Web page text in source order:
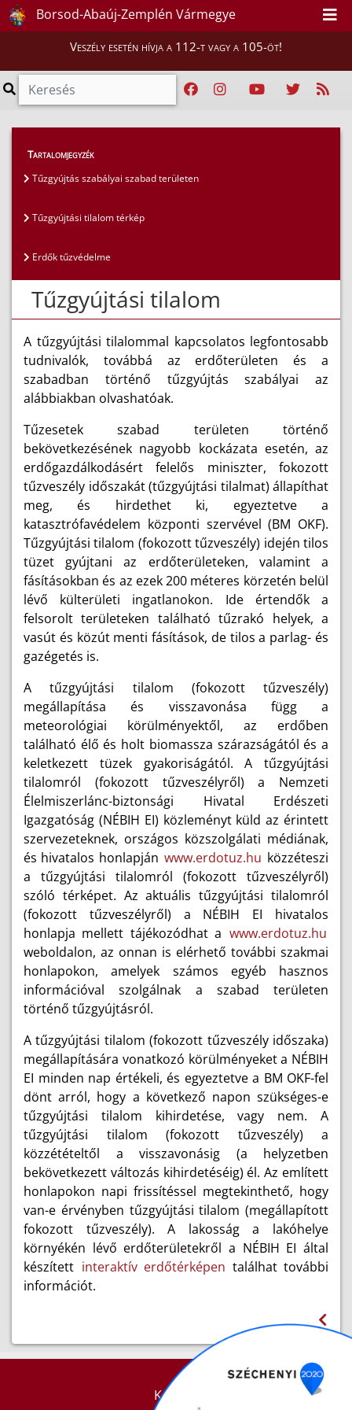
Borsod-Abaúj-Zemplén Vármegye
Veszély esetén hívja a 112-t vagy a 105-öt!
Lakosság >
Tartalomjegyzék
Tűzgyújtás szabályai szabad területen
Tűzgyújtási tilalom térkép
Erdők tűzvédelme
Tűzgyújtási tilalom
A tűzgyújtási tilalommal kapcsolatos legfontosabb
tudnivalók, továbbá az erdőterületen és a
szabadban történő tűzgyújtás szabályai az
alábbiakban olvashatóak.
Tűzesetek szabad területen történő
bekövetkezésének nagyobb kockázata esetén, az
erdőgazdálkodásért felelős miniszter, fokozott
tűzveszély időszakát (tűzgyújtási tilalmat) állapíthat
meg, és hirdethet ki, egyeztetve a
katasztrófavédelem központi szervével (BM OKF).
Tűzgyújtási tilalom (fokozott tűzveszély) idején tilos
tüzet gyújtani az erdőterületeken, valamint a
fásításokban és az ezek 200 méteres körzetén belül
lévő külterületi ingatlanokon. Ide értendők a
felsorolt területeken található tűzrakó helyek, a
vasút és közút menti fásítások, de tilos a parlag- és
gazégetés is.
A tűzgyújtási tilalom (fokozott tűzveszély)
megállapítása és visszavonása függ a
meteorológiai körülményektől, az erdőben
található élő és holt biomassza szárazságától és a
keletkezett tüzek gyakoriságától. A tűzgyújtási
tilalomról (fokozott tűzveszélyről) a Nemzeti
Élelmiszerlánc-biztonsági Hivatal Erdészeti
Igazgatóság (NÉBIH EI) közleményt küld az érintett
szervezeteknek, országos közszolgálati médiának,
és hivatalos honlapján www.erdotuz.hu közzéteszi
a tűzgyújtási tilalomról (fokozott tűzveszélyről)
szóló térképet. Az aktuális tűzgyújtási tilalomról
(fokozott tűzveszélyről) a NÉBIH EI hivatalos
honlapja mellett tájékozódhat a www.erdotuz.hu
weboldalon, az onnan is elérhető további szakmai
honlapokon, amelyek számos egyéb hasznos
információval szolgálnak a szabad területen
történő tűzgyújtásról.
A tűzgyújtási tilalom (fokozott tűzveszély időszaka)
megállapítására vonatkozó körülményeket a NÉBIH
EI minden nap értékeli, és egyeztetve a BM OKF-fel
dönt arról, hogy a következő napon szükséges-e
tűzgyújtási tilalom kihirdetése, vagy nem. A
tűzgyújtási tilalom (fokozott tűzveszély) a
közzétételtől a visszavonásig (a helyzetben
bekövetkezett változás kihirdetéséig) él. Az említett
honlapokon napi frissítéssel megtekinthető, hogy
van-e érvényben tűzgyújtási tilalom (megállapított
fokozott tűzveszély). A lakosság a lakóhelye
környékén lévő erdőterületekről a NÉBIH EI által
készített interaktív erdőtérképen találhat további
információt.
KAPCSOLAT